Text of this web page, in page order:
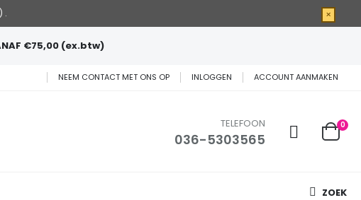
. ×
€75,00 (ex.btw)
NEEM CONTACT MET ONS OP INLOGGEN ACCOUNT AANMAKEN
TELEFOON
036-5303565
ZOEK
Cart
0